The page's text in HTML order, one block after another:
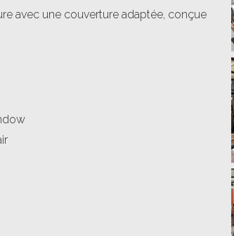
avec une couverture adaptée, conçue